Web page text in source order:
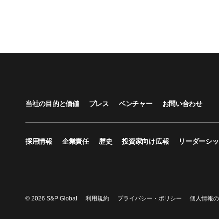
当社の目的と価値 プレス ベンチャー お問い合わせ
採用情報 企業責任 歴史 投資家向け広報 リーダーシ
© 2026 S&P Global 利用規約 プライバシー・ポリシー 個人情報